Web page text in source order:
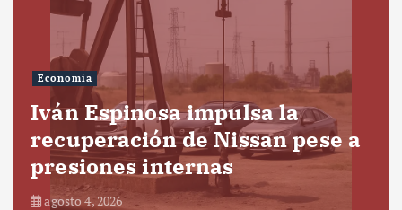
Economía
Iván Espinosa impulsa la
recuperación de Nissan pese a
presiones internas
agosto 4, 2026